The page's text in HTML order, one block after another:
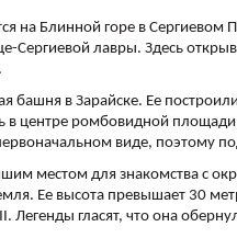
на Блинной горе в Сергиевом
Сергиевой лавры. Здесь
в Зарайске. Ее
центре ромбовидной
виде, поэтому
местом для знакомства с
Ее высота превышает 30
гласят, что она